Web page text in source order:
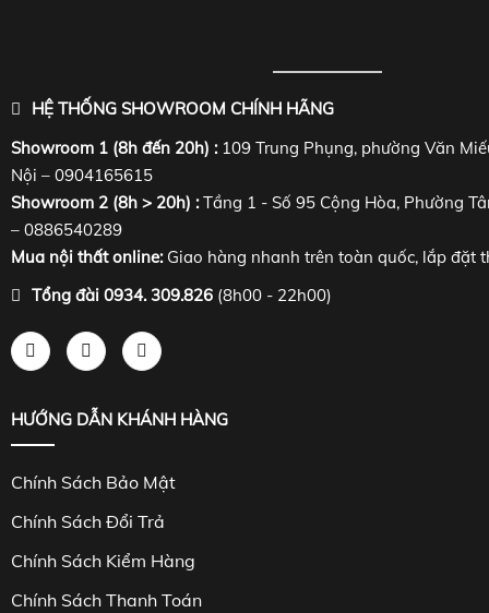
HỆ THỐNG SHOWROOM CHÍNH HÃNG
Showroom 1 (8h đến 20h) : 109 Trung Phụng, phường Văn
Nội – 0904165615
Showroom 2 (8h > 20h) :Tầng 1 - Số 95 Cộng Hòa, Phường
– 0886540289
Mua nội thất online:Giao hàng nhanh trên toàn quốc, lắp đặt
Tổng đài 0934. 309.826 (8h00 - 22h00)
HƯỚNG DẪN KHÁNH HÀNG
Chính Sách Bảo Mật
Chính Sách Đổi Trả
Chính Sách Kiểm Hàng
Chính Sách Thanh Toán